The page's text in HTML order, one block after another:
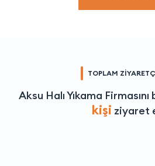
TOPLAM
Aksu Halı Yıkama
kişi ziyaret